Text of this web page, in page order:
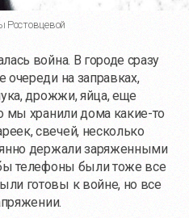
Ростовцевой
война. В городе сразу
очереди на заправках,
дрожжи, яйца, еще
мы хранили дома какие-то
свечей, несколько
держали заряженными
телефоны были тоже все
готовы к войне, но все